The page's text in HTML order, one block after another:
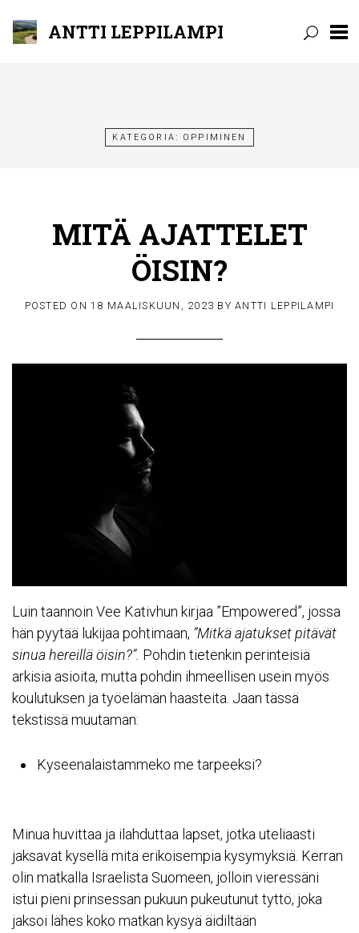
ANTTI LEPPILAMPI
KATEGORIA: OPPIMINEN
MITÄ AJATTELET
ÖISIN?
POSTED ON18 MAALISKUUN, 2023 BYANTTI LEPPILAMPI
Luin taannoin Vee Kativhun kirjaa ”Empowered”, jossa
hän pyytää lukijaa pohtimaan, ”Mitkä ajatukset pitävät
sinua hereillä öisin?”. Pohdin tietenkin perinteisiä
arkisia asioita, mutta pohdin ihmeellisen usein myös
koulutuksen ja työelämän haasteita. Jaan tässä
tekstissä muutaman:
Kyseenalaistammeko me tarpeeksi?
Minua huvittaa ja ilahduttaa lapset, jotka uteliaasti
jaksavat kysellä mitä erikoisempia kysymyksiä. Kerran
olin matkalla Israelista Suomeen, jolloin vieressäni
istui pieni prinsessan pukuun pukeutunut tyttö, joka
jaksoi lähes koko matkan kysyä äidiltään